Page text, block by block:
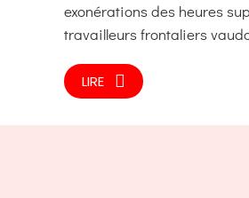
exonérations des heures
travailleurs frontaliers
LIRE